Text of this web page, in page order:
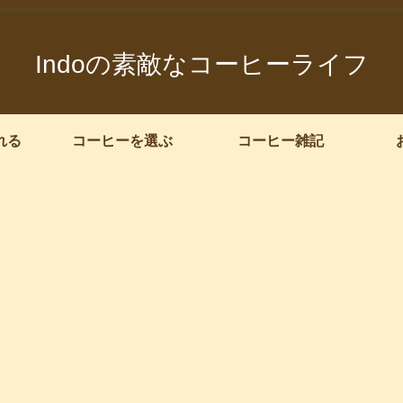
Indoの素敵なコーヒーライフ
る コーヒーを選ぶ コーヒー雑記